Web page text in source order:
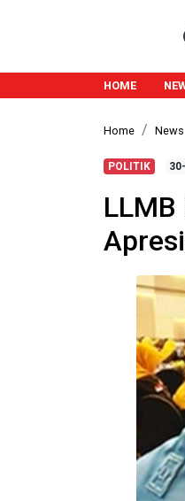
HOME
Home News
POLITIK
LLMB